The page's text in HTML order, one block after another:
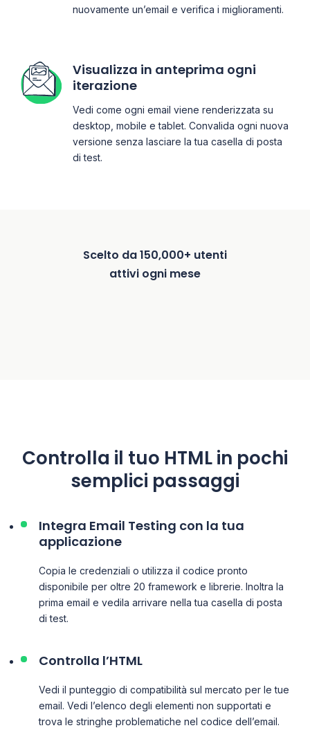
nuovamente un’email e verifica i miglioramenti.
Visualizza in anteprima ogni
iterazione
Vedi come ogni email viene renderizzata su
desktop, mobile e tablet. Convalida ogni nuova
versione senza lasciare la tua casella di posta
di test.
Scelto da 150,000+ utenti
attivi ogni mese
Controlla il tuo HTML in pochi
semplici passaggi
Integra Email Testing con la tua
applicazione
Copia le credenziali o utilizza il codice pronto
disponibile per oltre 20 framework e librerie. Inoltra la
prima email e vedila arrivare nella tua casella di posta
di test.
Controlla l’HTML
Vedi il punteggio di compatibilità sul mercato per le tue
email. Vedi l’elenco degli elementi non supportati e
trova le stringhe problematiche nel codice dell’email.